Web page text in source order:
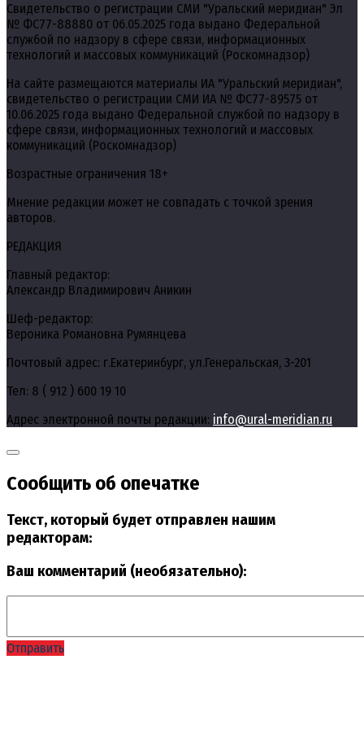
Свидетельство о регистрации СМИ "Уральский меридиан" Эл
№ ФС77-88880 от 06.05.2025 года выдано Федеральной
службой по надзору в сфере связи, информационных
технологий и массовых коммуникаций (Роскомнадзор)
На сайте размещаются материалы ИА "Уральский меридиан",
свидетельство о регистрации СМИ ИА № ФС77-89575 от
10.06.2025 года выдано Федеральной службой по надзору в
сфере связи, информационных технологий и массовых
коммуникаций (Роскомнадзор)
Возрастные ограничения 18+
Мнение редакции может не совпадать с точкой зрения
авторов.
РЕДАКЦИЯ
Главный редактор:
Александр Владимирович Аникин
Шеф-редактор:
Вероника Романовна Румянцева
Почтовый адрес: г.Екатеринбург, ул.Генеральская, 3-201
Тел: 8 ( 912 ) 600 19 10
Адрес электронной почты редакции: info@ural-meridian.ru
Сообщить об опечатке
Текст, который будет отправлен нашим
редакторам:
Ваш комментарий (необязательно):
Отправить